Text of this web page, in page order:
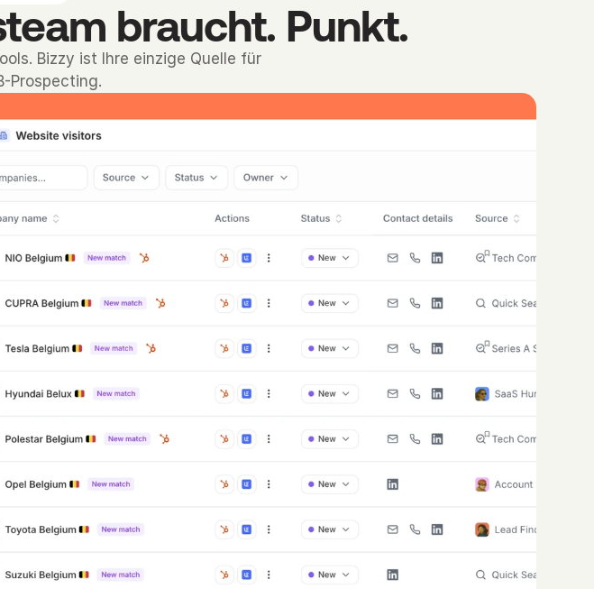
braucht. Punkt.
Bizzy ist Ihre einzige Quelle für
Prospecting.